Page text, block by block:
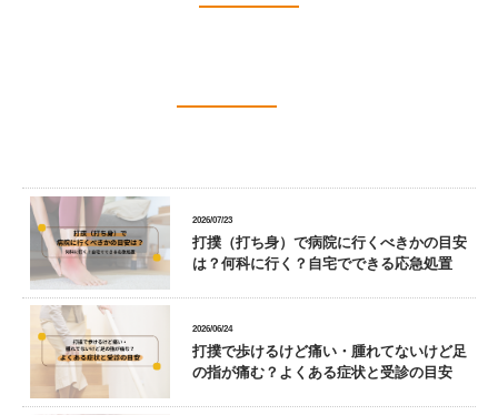
2026/07/23
打撲（打ち身）で病院に行くべきかの目安
は？何科に行く？自宅でできる応急処置
2026/06/24
打撲で歩けるけど痛い・腫れてないけど足
の指が痛む？よくある症状と受診の目安